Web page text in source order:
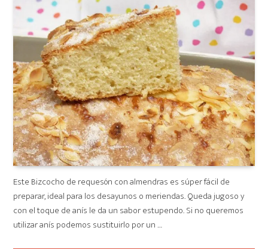
Este Bizcocho de requesón con almendras es súper fácil de
preparar, ideal para los desayunos o meriendas. Queda jugoso y
con el toque de anís le da un sabor estupendo. Si no queremos
utilizar anís podemos sustituirlo por un …